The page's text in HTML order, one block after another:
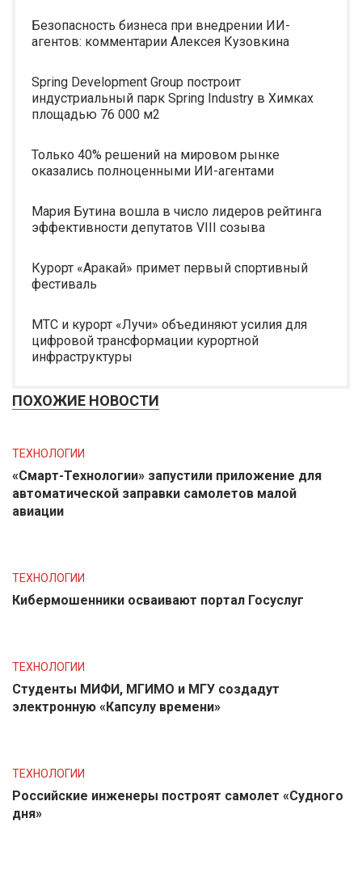
Безопасность бизнеса при внедрении ИИ-
агентов: комментарии Алексея Кузовкина
Spring Development Group построит
индустриальный парк Spring Industry в Химках
площадью 76 000 м2
Только 40% решений на мировом рынке
оказались полноценными ИИ-агентами
Мария Бутина вошла в число лидеров рейтинга
эффективности депутатов VIII созыва
Курорт «Аракай» примет первый спортивный
фестиваль
МТС и курорт «Лучи» объединяют усилия для
цифровой трансформации курортной
инфраструктуры
ПОХОЖИЕ НОВОСТИ
ТЕХНОЛОГИИ
«Смарт-Технологии» запустили приложение для
автоматической заправки самолетов малой
авиации
ТЕХНОЛОГИИ
Кибермошенники осваивают портал Госуслуг
ТЕХНОЛОГИИ
Студенты МИФИ, МГИМО и МГУ создадут
электронную «Капсулу времени»
ТЕХНОЛОГИИ
Российские инженеры построят самолет «Судного
дня»